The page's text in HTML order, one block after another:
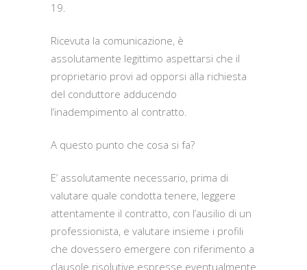
19.
Ricevuta la comunicazione, è
assolutamente legittimo aspettarsi che il
proprietario provi ad opporsi alla richiesta
del conduttore adducendo
l’inadempimento al contratto.
A questo punto che cosa si fa?
E’ assolutamente necessario, prima di
valutare quale condotta tenere, leggere
attentamente il contratto, con l’ausilio di un
professionista, e valutare insieme i profili
che dovessero emergere con riferimento a
clausole risolutive espresse eventualmente